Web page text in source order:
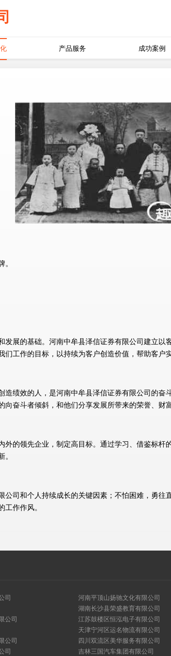
产品服务 成功案例
。
发展的基础。河南中牟县泽信证券有限公司建立
工作的目标，以持续为客户创造价值，帮助客户
造绩效的人，是河南中牟县泽信证券有限公司的
奋斗者倾斜，和他们分享发展所带来的荣誉、财
外的领先企业，制定高目标。通过学习、借鉴标
。
公司和个人持续成长的关键因素；不怕困难，勇
工作作风。
司
河南平顶山扬驰文化有限公司
湖南长沙县荣盛教育有限公司
公司
江苏鼓楼区恒泓电子有限公司
天津宁河区运名物流有限公司
公司
四川双流区美华服务有限公司
司 吉林三国汽车集团有限公司